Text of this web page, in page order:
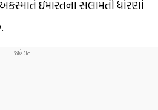
ઇમારતના સલામતી ધોરણો